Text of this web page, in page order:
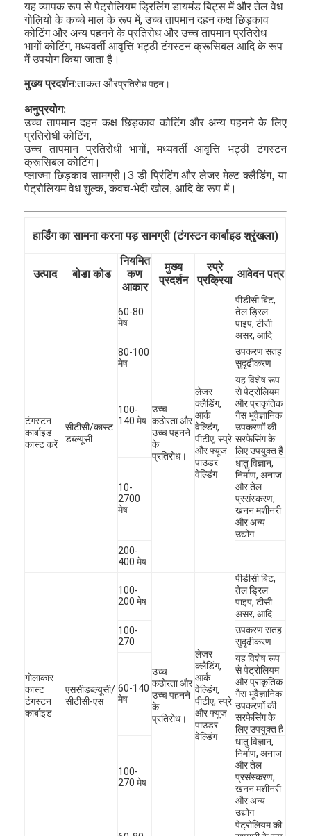
घर
उत्पाद
हमारे बारे में
कारखाने का दौरा
मैक्रो टंगस्टन कार्बाइड पाउडर
गोलाकार कास्ट टंगस्टन कार्बाइड
निकल क्रोमियम पाउडर
सिरेमिक ऑक्साइड पाउडर
निकेल आधार मिश्र धातु पाउडर
यह व्यापक रूप से पेट्रोलियम ड्रिलिंग डायमंड बिट्स में और तेल वेध
गोलियों के कच्चे माल के रूप में, उच्च तापमान दहन कक्ष छिड़काव
कोटिंग और अन्य पहनने के प्रतिरोध और उच्च तापमान प्रतिरोध
भागों कोटिंग, मध्यवर्ती आवृत्ति भट्ठी टंगस्टन क्रूसिबल आदि के रूप
में उपयोग किया जाता है।
मुख्य प्रदर्शन:ताकत औरप्रतिरोध पहन।
अनुप्रयोग:
उच्च तापमान दहन कक्ष छिड़काव कोटिंग और अन्य पहनने के लिए
प्रतिरोधी कोटिंग,
उच्च तापमान प्रतिरोधी भागों, मध्यवर्ती आवृत्ति भट्ठी टंगस्टन
क्रूसिबल कोटिंग।
प्लाज्मा छिड़काव सामग्री।3 डी प्रिंटिंग और लेजर मेल्ट क्लैडिंग, या
पेट्रोलियम वेध शुल्क, कवच-भेदी खोल, आदि के रूप में।
हार्डिंग का सामना करना पड़ सामग्री (टंगस्टन कार्बाइड श्रृंखला)
उत्पाद बोडा कोड
नियमित
कण
आकार
मुख्य
प्रदर्शन
स्प्रे
प्रक्रिया आवेदन पत्र
टंगस्टन
कार्बाइड
कास्ट करें
सीटीसी/कास्ट
डब्ल्यूसी
60-80
मेष
उच्च
कठोरता और
उच्च पहनने
के
प्रतिरोध।
लेजर
क्लैडिंग,
आर्क
वेल्डिंग,
पीटीए, स्प्रे
और फ्यूज
पाउडर
वेल्डिंग
पीडीसी बिट,
तेल ड्रिल
पाइप, टीसी
असर, आदि
80-100
मेष
उपकरण सतह
सुदृढीकरण
100-
140 मेष
यह विशेष रूप
से पेट्रोलियम
और प्राकृतिक
गैस भूवैज्ञानिक
उपकरणों की
सरफेसिंग के
लिए उपयुक्त है
10-
2700
मेष
धातु विज्ञान,
निर्माण, अनाज
और तेल
प्रसंस्करण,
खनन मशीनरी
और अन्य
उद्योग
200-
400 मेष
गोलाकार
कास्ट
टंगस्टन
कार्बाइड
एससीडब्ल्यूसी/
सीटीसी-एस
100-
200 मेष
उच्च
कठोरता और
उच्च पहनने
के
प्रतिरोध।
लेजर
क्लैडिंग,
आर्क
वेल्डिंग,
पीटीए, स्प्रे
और फ्यूज
पाउडर
वेल्डिंग
पीडीसी बिट,
तेल ड्रिल
पाइप, टीसी
असर, आदि
100-
270
उपकरण सतह
सुदृढीकरण
60-140
मेष
यह विशेष रूप
से पेट्रोलियम
और प्राकृतिक
गैस भूवैज्ञानिक
उपकरणों की
सरफेसिंग के
लिए उपयुक्त है
100-
270 मेष
धातु विज्ञान,
निर्माण, अनाज
और तेल
प्रसंस्करण,
खनन मशीनरी
और अन्य
उद्योग
पेट्रोलियम की